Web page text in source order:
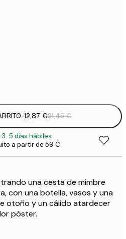
-12,87 €21,45 €
3-5 días hábiles
a partir de 59 €
una cesta de mimbre
con una botella, vasos y una
otoño y un cálido atardecer
póster.